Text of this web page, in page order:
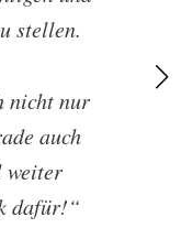
stellen.
nicht nur
auch
weiter
dafür!“